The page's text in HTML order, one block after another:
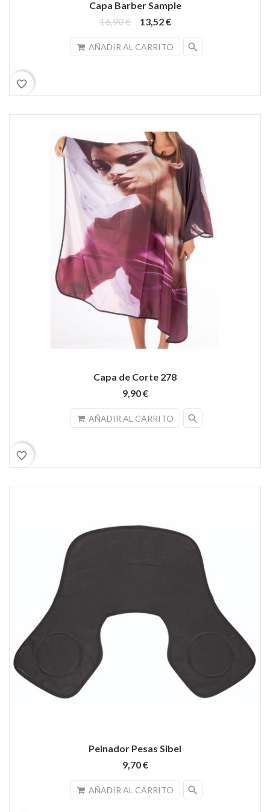
Capa Barber Sample
16,90 €
13,52 €
AÑADIR AL CARRITO search
favorite_border
Capa de Corte 278
9,90 €
AÑADIR AL CARRITO search
favorite_border
Peinador Pesas Sibel
9,70 €
AÑADIR AL CARRITO search